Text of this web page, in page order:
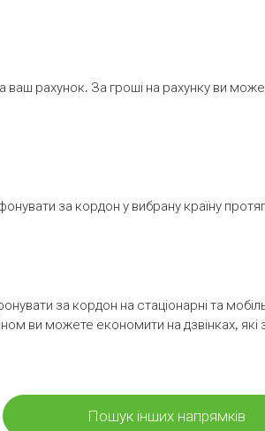
рахунок. За гроші на рахунку ви
за кордон у вибрану країну
за кордон на стаціонарні та
ви можете економити на дзвінках, які
Пошук інших напрямків